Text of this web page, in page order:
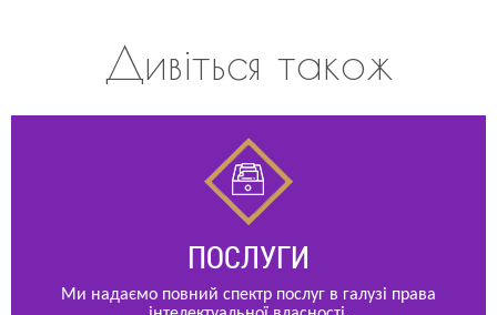
Дивіться також
ПОСЛУГИ
Ми надаємо повний спектр послуг в галузі права